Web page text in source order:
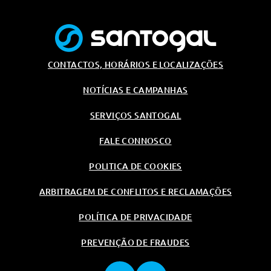
Automáticos E Com Funcao
Follow Me Home
Luz De Travagem Central Em
Travagem Ativa De Emergencia
Com Deteção De Peões E
Sistema De Monitorizacao De
Detecao Do Anngulo Morto (Bsd)
Farois Traseiros De Nevoeiro Em
Camera 360ª Com Visualizaçao
Sensores De Estacionamento
CONTACTOS, HORÁRIOS E LOCALIZAÇÕES
NOTÍCIAS E CAMPANHAS
SERVIÇOS SANTOGAL
FALE CONNOSCO
POLITICA DE COOKIES
ARBITRAGEM DE CONFLITOS E RECLAMAÇÕES
POLÍTICA DE PRIVACIDADE
PREVENÇÃO DE FRAUDES